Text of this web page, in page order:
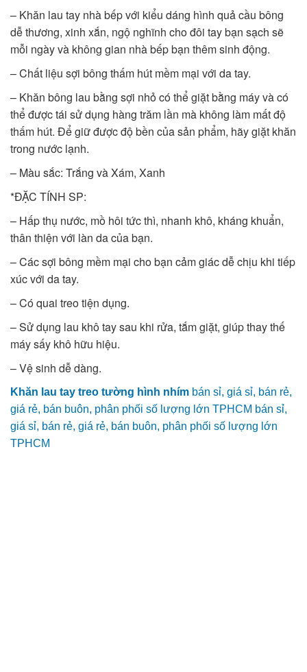
– Khăn lau tay nhà bếp với kiểu dáng hình quả cầu bông
dễ thương, xinh xắn, ngộ nghĩnh cho đôi tay bạn sạch sẽ
mỗi ngày và không gian nhà bếp bạn thêm sinh động.
– Chất liệu sợi bông thấm hút mềm mại với da tay.
– Khăn bông lau bằng sợi nhỏ có thể giặt bằng máy và có
thể được tái sử dụng hàng trăm lần mà không làm mất độ
thấm hút. Để giữ được độ bền của sản phẩm, hãy giặt khăn
trong nước lạnh.
– Màu sắc: Trắng và Xám, Xanh
*ĐẶC TÍNH SP:
– Hấp thụ nước, mồ hôi tức thì, nhanh khô, kháng khuẩn,
thân thiện với làn da của bạn.
– Các sợi bông mềm mại cho bạn cảm giác dễ chịu khi tiếp
xúc với da tay.
– Có quai treo tiện dụng.
– Sử dụng lau khô tay sau khi rửa, tắm giặt, giúp thay thế
máy sấy khô hữu hiệu.
– Vệ sinh dễ dàng.
Khăn lau tay treo tường hình nhím bán sỉ, giá sỉ, bán rẻ,
giá rẻ, bán buôn, phân phối số lượng lớn TPHCM bán sỉ,
giá sỉ, bán rẻ, giá rẻ, bán buôn, phân phối số lượng lớn
TPHCM